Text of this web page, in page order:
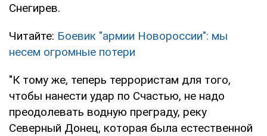
Снегирев.
Читайте: Боевик "армии Новороссии": мы
несем огромные потери
"К тому же, теперь террористам для того,
чтобы нанести удар по Счастью, не надо
преодолевать водную преграду, реку
Северный Донец, которая была естественной